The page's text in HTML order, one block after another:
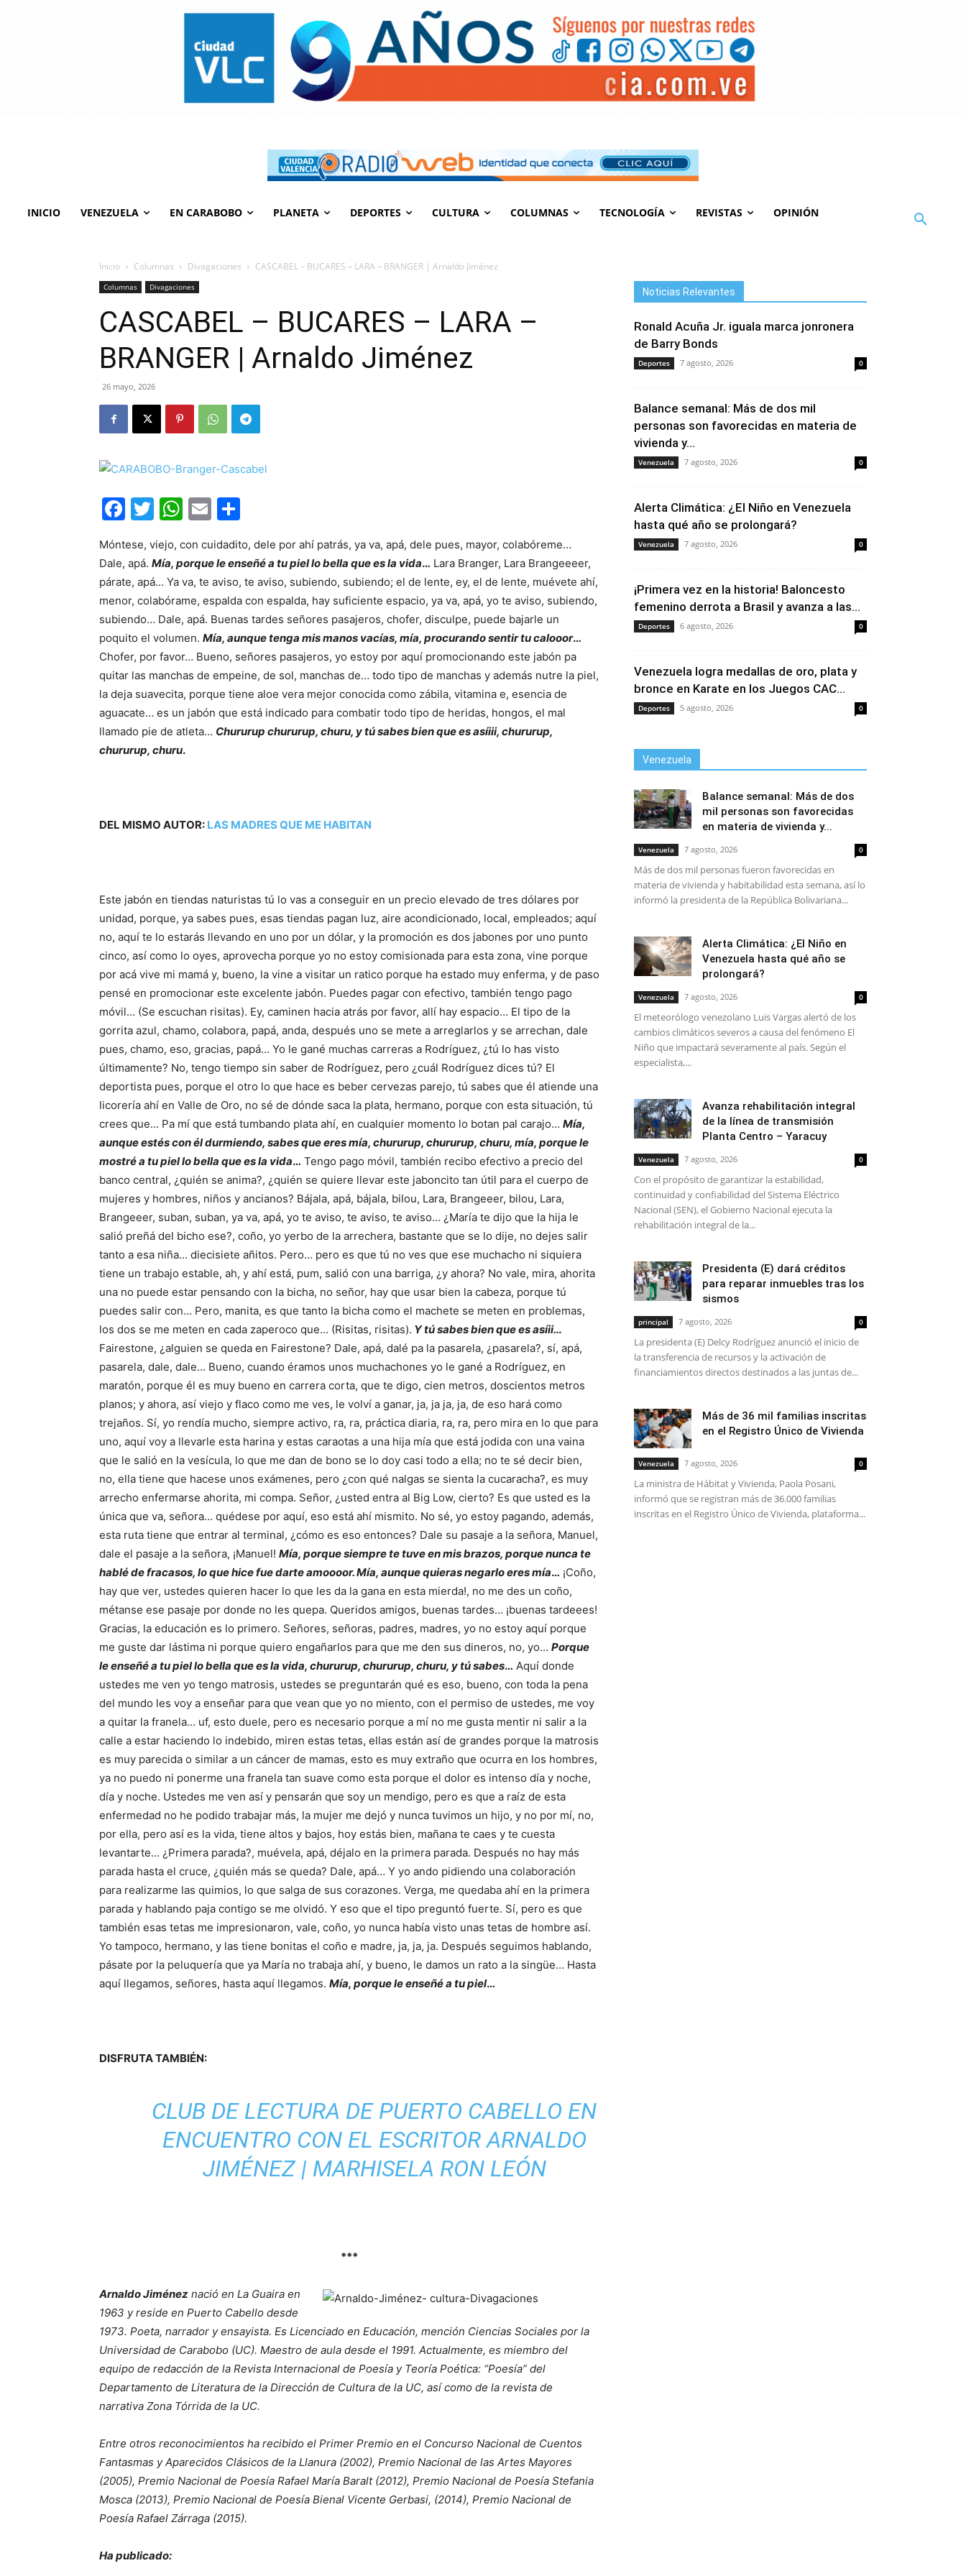
INICIO VENEZUELA EN CARABOBO PLANETA DEPORTES CULTURA COLUMNAS TECNOLOGÍA REVISTAS OPINIÓN
Inicio Columnas Divagaciones CASCABEL – BUCARES – LARA – BRANGER | Arnaldo Jiménez
Columnas Divagaciones
CASCABEL – BUCARES – LARA –
BRANGER | Arnaldo Jiménez
26 mayo, 2026
Facebook
Twitter
WhatsApp
Email
Móntese, viejo, con cuidadito, dele por ahí patrás, ya va, apá, dele pues, mayor, colabóreme…
Dale, apá. Mía, porque le enseñé a tu piel lo bella que es la vida… Lara Branger, Lara Brangeeeer,
párate, apá… Ya va, te aviso, te aviso, subiendo, subiendo; el de lente, ey, el de lente, muévete ahí,
menor, colabórame, espalda con espalda, hay suficiente espacio, ya va, apá, yo te aviso, subiendo,
subiendo… Dale, apá. Buenas tardes señores pasajeros, chofer, disculpe, puede bajarle un
poquito el volumen. Mía, aunque tenga mis manos vacías, mía, procurando sentir tu calooor…
Chofer, por favor… Bueno, señores pasajeros, yo estoy por aquí promocionando este jabón pa
quitar las manchas de empeine, de sol, manchas de… todo tipo de manchas y además nutre la piel,
la deja suavecita, porque tiene aloe vera mejor conocida como zábila, vitamina e, esencia de
aguacate… es un jabón que está indicado para combatir todo tipo de heridas, hongos, el mal
llamado pie de atleta… Chururup chururup, churu, y tú sabes bien que es asíiii, chururup,
chururup, churu.
DEL MISMO AUTOR: LAS MADRES QUE ME HABITAN
Este jabón en tiendas naturistas tú lo vas a conseguir en un precio elevado de tres dólares por
unidad, porque, ya sabes pues, esas tiendas pagan luz, aire acondicionado, local, empleados; aquí
no, aquí te lo estarás llevando en uno por un dólar, y la promoción es dos jabones por uno punto
cinco, así como lo oyes, aprovecha porque yo no estoy comisionada para esta zona, vine porque
por acá vive mi mamá y, bueno, la vine a visitar un ratico porque ha estado muy enferma, y de paso
pensé en promocionar este excelente jabón. Puedes pagar con efectivo, también tengo pago
móvil… (Se escuchan risitas). Ey, caminen hacia atrás por favor, allí hay espacio… El tipo de la
gorrita azul, chamo, colabora, papá, anda, después uno se mete a arreglarlos y se arrechan, dale
pues, chamo, eso, gracias, papá… Yo le gané muchas carreras a Rodríguez, ¿tú lo has visto
últimamente? No, tengo tiempo sin saber de Rodríguez, pero ¿cuál Rodríguez dices tú? El
deportista pues, porque el otro lo que hace es beber cervezas parejo, tú sabes que él atiende una
licorería ahí en Valle de Oro, no sé de dónde saca la plata, hermano, porque con esta situación, tú
crees que… Pa mí que está tumbando plata ahí, en cualquier momento lo botan pal carajo… Mía,
aunque estés con él durmiendo, sabes que eres mía, chururup, chururup, churu, mía, porque le
mostré a tu piel lo bella que es la vida… Tengo pago móvil, también recibo efectivo a precio del
banco central, ¿quién se anima?, ¿quién se quiere llevar este jaboncito tan útil para el cuerpo de
mujeres y hombres, niños y ancianos? Bájala, apá, bájala, bilou, Lara, Brangeeer, bilou, Lara,
Brangeeer, suban, suban, ya va, apá, yo te aviso, te aviso, te aviso… ¿María te dijo que la hija le
salió preñá del bicho ese?, coño, yo yerbo de la arrechera, bastante que se lo dije, no dejes salir
tanto a esa niña… diecisiete añitos. Pero… pero es que tú no ves que ese muchacho ni siquiera
tiene un trabajo estable, ah, y ahí está, pum, salió con una barriga, ¿y ahora? No vale, mira, ahorita
una no puede estar pensando con la bicha, no señor, hay que usar bien la cabeza, porque tú
puedes salir con… Pero, manita, es que tanto la bicha como el machete se meten en problemas,
los dos se me meten en cada zaperoco que… (Risitas, risitas). Y tú sabes bien que es asíii…
Fairestone, ¿alguien se queda en Fairestone? Dale, apá, dalé pa la pasarela, ¿pasarela?, sí, apá,
pasarela, dale, dale… Bueno, cuando éramos unos muchachones yo le gané a Rodríguez, en
maratón, porque él es muy bueno en carrera corta, que te digo, cien metros, doscientos metros
planos; y ahora, así viejo y flaco como me ves, le volví a ganar, ja, ja ja, ja, de eso hará como
trejaños. Sí, yo rendía mucho, siempre activo, ra, ra, práctica diaria, ra, ra, pero mira en lo que para
uno, aquí voy a llevarle esta harina y estas caraotas a una hija mía que está jodida con una vaina
que le salió en la vesícula, lo que me dan de bono se lo doy casi todo a ella; no te sé decir bien,
no, ella tiene que hacese unos exámenes, pero ¿con qué nalgas se sienta la cucaracha?, es muy
arrecho enfermarse ahorita, mi compa. Señor, ¿usted entra al Big Low, cierto? Es que usted es la
única que va, señora… quédese por aquí, eso está ahí mismito. No sé, yo estoy pagando, además,
esta ruta tiene que entrar al terminal, ¿cómo es eso entonces? Dale su pasaje a la señora, Manuel,
dale el pasaje a la señora, ¡Manuel! Mía, porque siempre te tuve en mis brazos, porque nunca te
hablé de fracasos, lo que hice fue darte amoooor. Mía, aunque quieras negarlo eres mía… ¡Coño,
hay que ver, ustedes quieren hacer lo que les da la gana en esta mierda!, no me des un coño,
métanse ese pasaje por donde no les quepa. Queridos amigos, buenas tardes… ¡buenas tardeees!
Gracias, la educación es lo primero. Señores, señoras, padres, madres, yo no estoy aquí porque
me guste dar lástima ni porque quiero engañarlos para que me den sus dineros, no, yo… Porque
le enseñé a tu piel lo bella que es la vida, chururup, chururup, churu, y tú sabes… Aquí donde
ustedes me ven yo tengo matrosis, ustedes se preguntarán qué es eso, bueno, con toda la pena
del mundo les voy a enseñar para que vean que yo no miento, con el permiso de ustedes, me voy
a quitar la franela… uf, esto duele, pero es necesario porque a mí no me gusta mentir ni salir a la
calle a estar haciendo lo indebido, miren estas tetas, ellas están así de grandes porque la matrosis
es muy parecida o similar a un cáncer de mamas, esto es muy extraño que ocurra en los hombres,
ya no puedo ni ponerme una franela tan suave como esta porque el dolor es intenso día y noche,
día y noche. Ustedes me ven así y pensarán que soy un mendigo, pero es que a raíz de esta
enfermedad no he podido trabajar más, la mujer me dejó y nunca tuvimos un hijo, y no por mí, no,
por ella, pero así es la vida, tiene altos y bajos, hoy estás bien, mañana te caes y te cuesta
levantarte… ¿Primera parada?, muévela, apá, déjalo en la primera parada. Después no hay más
parada hasta el cruce, ¿quién más se queda? Dale, apá… Y yo ando pidiendo una colaboración
para realizarme las quimios, lo que salga de sus corazones. Verga, me quedaba ahí en la primera
parada y hablando paja contigo se me olvidó. Y eso que el tipo preguntó fuerte. Sí, pero es que
también esas tetas me impresionaron, vale, coño, yo nunca había visto unas tetas de hombre así.
Yo tampoco, hermano, y las tiene bonitas el coño e madre, ja, ja, ja. Después seguimos hablando,
pásate por la peluquería que ya María no trabaja ahí, y bueno, le damos un rato a la singüe… Hasta
aquí llegamos, señores, hasta aquí llegamos. Mía, porque le enseñé a tu piel…
DISFRUTA TAMBIÉN:
CLUB DE LECTURA DE PUERTO CABELLO EN
ENCUENTRO CON EL ESCRITOR ARNALDO
JIMÉNEZ | MARHISELA RON LEÓN
***
Arnaldo Jiménez nació en La Guaira en
1963 y reside en Puerto Cabello desde
1973. Poeta, narrador y ensayista. Es Licenciado en Educación, mención Ciencias Sociales por la
Universidad de Carabobo (UC). Maestro de aula desde el 1991. Actualmente, es miembro del
equipo de redacción de la Revista Internacional de Poesía y Teoría Poética: “Poesía” del
Departamento de Literatura de la Dirección de Cultura de la UC, así como de la revista de
narrativa Zona Tórrida de la UC.
Entre otros reconocimientos ha recibido el Primer Premio en el Concurso Nacional de Cuentos
Fantasmas y Aparecidos Clásicos de la Llanura (2002), Premio Nacional de las Artes Mayores
(2005), Premio Nacional de Poesía Rafael María Baralt (2012), Premio Nacional de Poesía Stefania
Mosca (2013), Premio Nacional de Poesía Bienal Vicente Gerbasi, (2014), Premio Nacional de
Poesía Rafael Zárraga (2015).
Ha publicado:
Noticias Relevantes
Ronald Acuña Jr. iguala marca jonronera
de Barry Bonds
Deportes 7 agosto, 2026 0
Balance semanal: Más de dos mil
personas son favorecidas en materia de
vivienda y...
Venezuela 7 agosto, 2026 0
Alerta Climática: ¿El Niño en Venezuela
hasta qué año se prolongará?
Venezuela 7 agosto, 2026 0
¡Primera vez en la historia! Baloncesto
femenino derrota a Brasil y avanza a las...
Deportes 6 agosto, 2026 0
Venezuela logra medallas de oro, plata y
bronce en Karate en los Juegos CAC...
Deportes 5 agosto, 2026 0
Venezuela
Balance semanal: Más de dos
mil personas son favorecidas
en materia de vivienda y...
Venezuela 7 agosto, 2026 0
Más de dos mil personas fueron favorecidas en
materia de vivienda y habitabilidad esta semana, así lo
informó la presidenta de la República Bolivariana...
Alerta Climática: ¿El Niño en
Venezuela hasta qué año se
prolongará?
Venezuela 7 agosto, 2026 0
El meteorólogo venezolano Luis Vargas alertó de los
cambios climáticos severos a causa del fenómeno El
Niño que impactará severamente al país. Según el
especialista,...
Avanza rehabilitación integral
de la línea de transmisión
Planta Centro – Yaracuy
Venezuela 7 agosto, 2026 0
Con el propósito de garantizar la estabilidad,
continuidad y confiabilidad del Sistema Eléctrico
Nacional (SEN), el Gobierno Nacional ejecuta la
rehabilitación integral de la...
Presidenta (E) dará créditos
para reparar inmuebles tras los
sismos
principal 7 agosto, 2026 0
La presidenta (E) Delcy Rodríguez anunció el inicio de
la transferencia de recursos y la activación de
financiamientos directos destinados a las juntas de...
Más de 36 mil familias inscritas
en el Registro Único de Vivienda
Venezuela 7 agosto, 2026 0
La ministra de Hábitat y Vivienda, Paola Posani,
informó que se registran más de 36.000 familias
inscritas en el Registro Único de Vivienda, plataforma...